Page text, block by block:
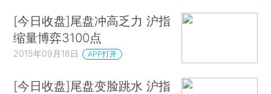
[今日收盘]尾盘冲高乏力 沪指
缩量博弈3100点
2015年09月18日 APP打开
[今日收盘]尾盘变脸跳水 沪指